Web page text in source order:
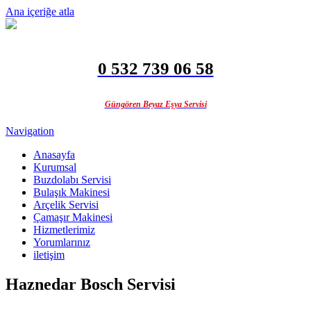
Ana içeriğe atla
0 532 739 06 58
Güngören Beyaz Eşya Servisi
Navigation
Anasayfa
Kurumsal
Buzdolabı Servisi
Bulaşık Makinesi
Arçelik Servisi
Çamaşır Makinesi
Hizmetlerimiz
Yorumlarınız
iletişim
Haznedar Bosch Servisi